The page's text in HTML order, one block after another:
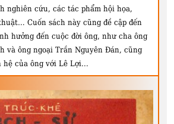
nghiên cứu, các tác phẩm hội họa,
Cuốn sách này cũng đề cập đến
hưởng đến cuộc đời ông, như cha ông
và ông ngoại Trần Nguyên Đán, cũng
hệ của ông với Lê Lợi...